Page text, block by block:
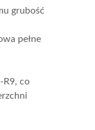
grubość
pełne
R9, co